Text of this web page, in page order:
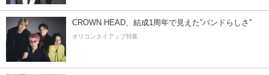
CROWN HEAD、結成1周年で見えた”バンドらしさ”
オリコンタイアップ特集